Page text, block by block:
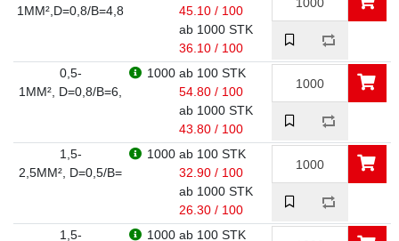
1MM²,D=0,8/B=4,8
45.10 / 100
ab 1000 STK
36.10 / 100
0,5-
1MM², D=0,8/B=6,
1000 ab 100 STK
54.80 / 100
ab 1000 STK
43.80 / 100
1,5-
2,5MM², D=0,5/B=
1000 ab 100 STK
32.90 / 100
ab 1000 STK
26.30 / 100
1,5-
1000 ab 100 STK